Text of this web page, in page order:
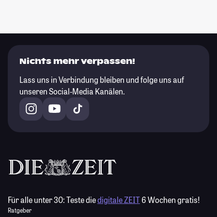
Nichts mehr verpassen!
Lass uns in Verbindung bleiben und folge uns auf
unseren Social-Media Kanälen.
Für alle unter 30:Teste diedigitale ZEIT6 Wochen gratis!
Ratgeber